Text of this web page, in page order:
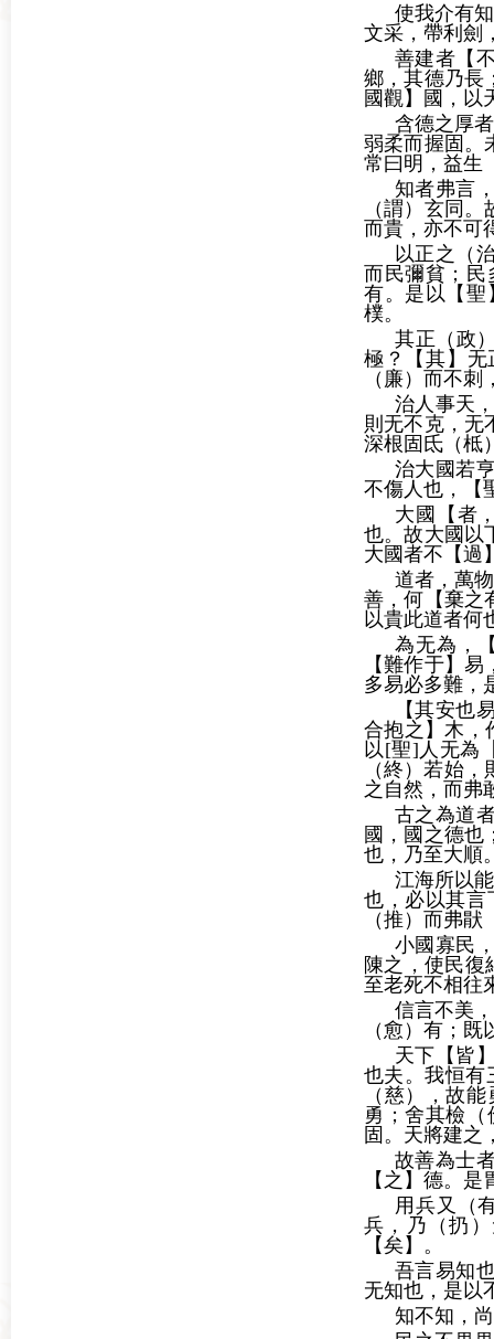
使我介有
文采，帶利劍
善建者【
鄉，其德乃長
國觀】國，以
含德之厚
弱柔而握固。
常曰明，益生
知者弗言
（謂）玄同
而貴，亦不可
以正之（
而民彌貧；民
有。是以【聖
樸。
其正（政
極？【其】
（廉）而不
治人事天
則无不克，无
深根固氐（柢
治大國若
不傷人也，【
大國【者
也。故大國以
大國者不【過
道者，萬
善，何【棄之
以貴此道者何
為无為，
【難作于】
多易必多難，
【其安也
合抱之】木，
以[聖]人无為
（終）若始
之自然，而弗
古之為道
國，國之德也
也，乃至大順
江海所以
也，必以其言
（推）而弗
小國寡民
陳之，使民
至老死不相往
信言不美
（愈）有；
天下【皆
也夫。我恒有
（慈），故
勇；舍其檢
固。天將建之
故善為士
【之】德。
用兵又（
兵，乃（扔
【矣】。
吾言易知
无知也，是以
知不知，